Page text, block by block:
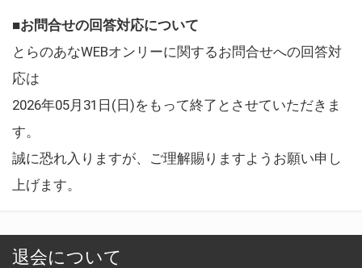
■お問合せの回答対応について
とらのあなWEBオンリーに関するお問合せへの回答対
応は
2026年05月31日(日)をもって終了とさせていただきま
す。
誠に恐れ入りますが、ご理解賜りますようお願い申し
上げます。
退会について